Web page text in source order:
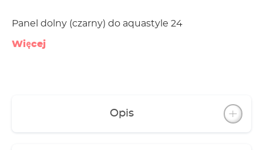
Panel dolny (czarny) do aquastyle 24
Więcej
Opis